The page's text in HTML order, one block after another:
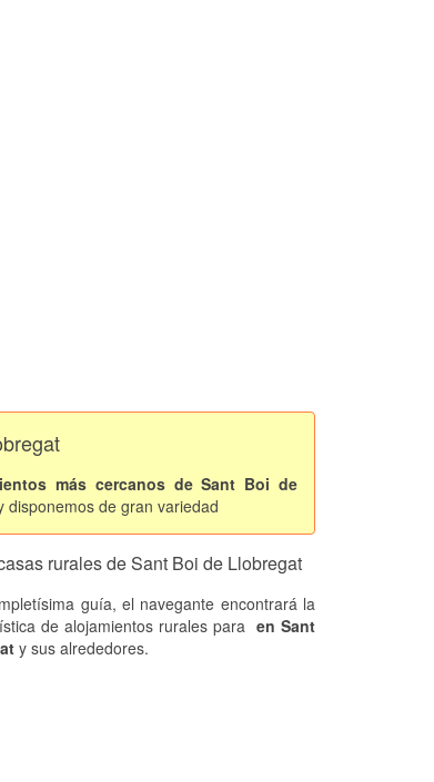
más cercanos de Sant Boi de
disponemos de gran variedad
rurales de Sant Boi de Llobregat
guía, el navegante encontrará la
de alojamientos rurales para en Sant
y sus alrededores.